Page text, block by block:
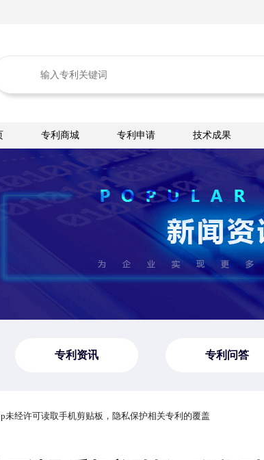
专利商城 专利申请 技术成果
专利资讯 专利问答
许可读取手机剪贴板，隐私保护相关专利的覆盖